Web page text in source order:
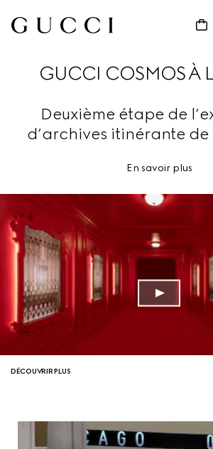
GUCCI COSMOS À
Deuxième étape de
d’archives itinérante de
En savoir plus
DÉCOUVRIR PLUS